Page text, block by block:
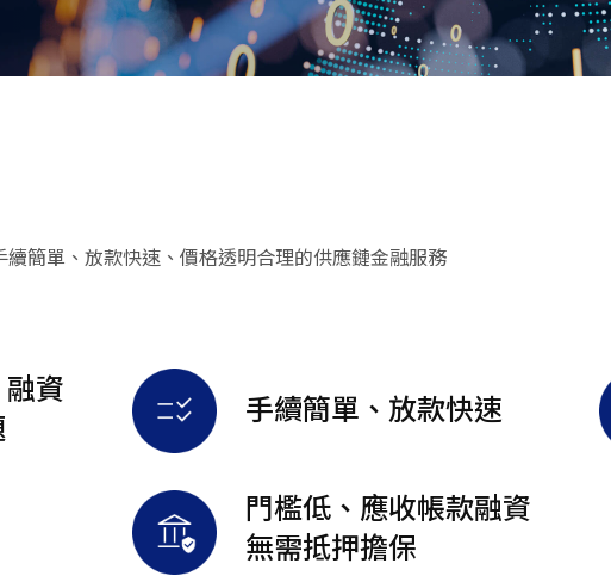
簡單、放款快速、價格透明合理的供應鏈金融服務
資
手續簡單、放款快速
門檻低、應收帳款融資
無需抵押擔保